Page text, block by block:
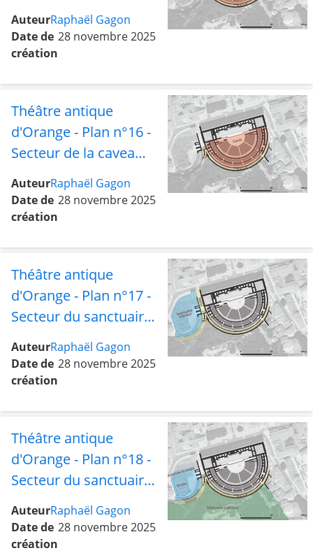
avec les rues ouest et
sud
AuteurRaphaël Gagon
Date de
création
28 novembre 2025
Théâtre antique
d'Orange - Plan n°16 -
Secteur de la cavea
avec la rue sud
AuteurRaphaël Gagon
Date de
création
28 novembre 2025
Théâtre antique
d'Orange - Plan n°17 -
Secteur du sanctuaire
inférieur et de la voirie
AuteurRaphaël Gagon
Date de
création
28 novembre 2025
Théâtre antique
d'Orange - Plan n°18 -
Secteur du sanctuaire
supérieur avec le
temple, l'esplanade, le
portique courbe,
AuteurRaphaël Gagon
Date de
création
28 novembre 2025